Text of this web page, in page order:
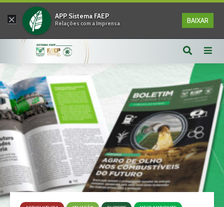
× APP Sistema FAEP
Relações com a Imprensa BAIXAR